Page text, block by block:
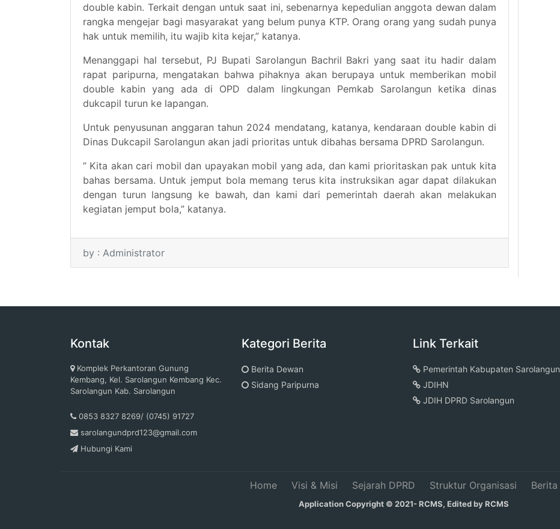
double kabin. Terkait dengan untuk saat ini, sebenarnya kepedulian anggota dewan dalam
rangka mengejar bagi masyarakat yang belum punya KTP. Orang orang yang sudah punya
hak untuk memilih, itu wajib kita kejar,” katanya.
Menanggapi hal tersebut, PJ Bupati Sarolangun Bachril Bakri yang saat itu hadir dalam
rapat paripurna, mengatakan bahwa pihaknya akan berupaya untuk memberikan mobil
double kabin yang ada di OPD dalam lingkungan Pemkab Sarolangun ketika dinas
dukcapil turun ke lapangan.
Untuk penyusunan anggaran tahun 2024 mendatang, katanya, kendaraan double kabin di
Dinas Dukcapil Sarolangun akan jadi prioritas untuk dibahas bersama DPRD Sarolangun.
” Kita akan cari mobil dan upayakan mobil yang ada, dan kami prioritaskan pak untuk kita
bahas bersama. Untuk jemput bola memang terus kita instruksikan agar dapat dilakukan
dengan turun langsung ke bawah, dan kami dari pemerintah daerah akan melakukan
kegiatan jemput bola,” katanya.
by : Administrator
Kontak
Komplek Perkantoran Gunung
Kembang, Kel. Sarolangun Kembang Kec.
Sarolangun Kab. Sarolangun
0853 8327 8269/ (0745) 91727
sarolangundprd123@gmail.com
Hubungi Kami
Kategori Berita
Berita Dewan
Sidang Paripurna
Link Terkait
Pemerintah Kabupaten Sarolangun
JDIHN
JDIH DPRD Sarolangun
Home Visi & Misi Sejarah DPRD Struktur Organisasi Berita
Application Copyright © 2021- RCMS, Edited by RCMS